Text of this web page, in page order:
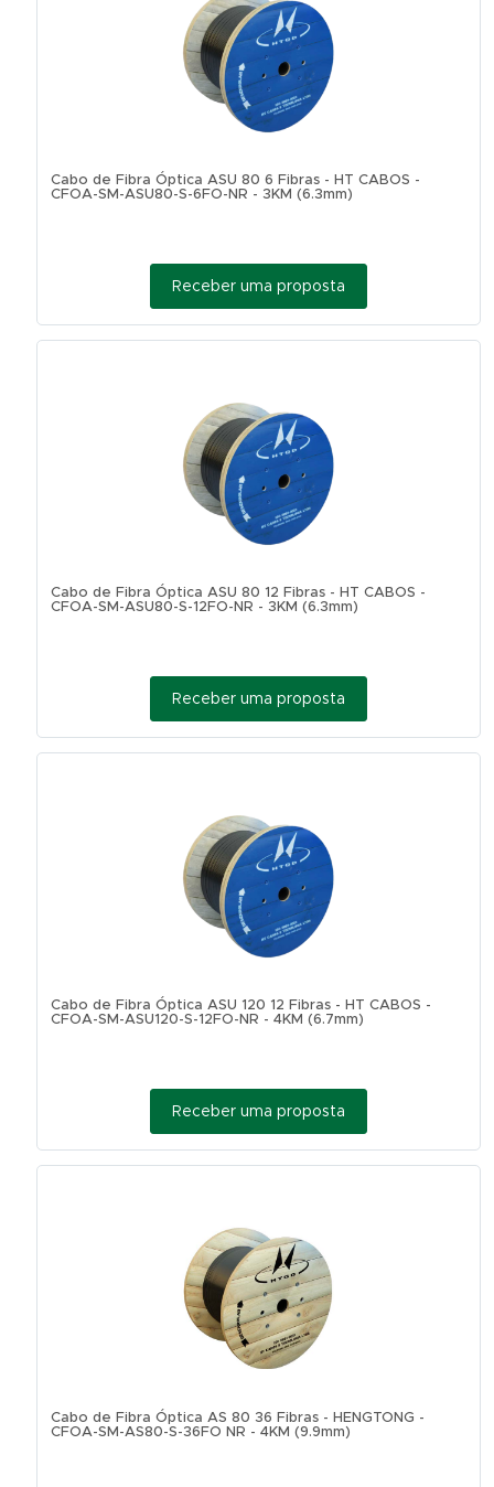
Cabo de Fibra Óptica ASU 80 6 Fibras - HT CABOS -
CFOA-SM-ASU80-S-6FO-NR - 3KM (6.3mm)
Receber uma proposta
Cabo de Fibra Óptica ASU 80 12 Fibras - HT CABOS -
CFOA-SM-ASU80-S-12FO-NR - 3KM (6.3mm)
Receber uma proposta
Cabo de Fibra Óptica ASU 120 12 Fibras - HT CABOS -
CFOA-SM-ASU120-S-12FO-NR - 4KM (6.7mm)
Receber uma proposta
Cabo de Fibra Óptica AS 80 36 Fibras - HENGTONG -
CFOA-SM-AS80-S-36FO NR - 4KM (9.9mm)